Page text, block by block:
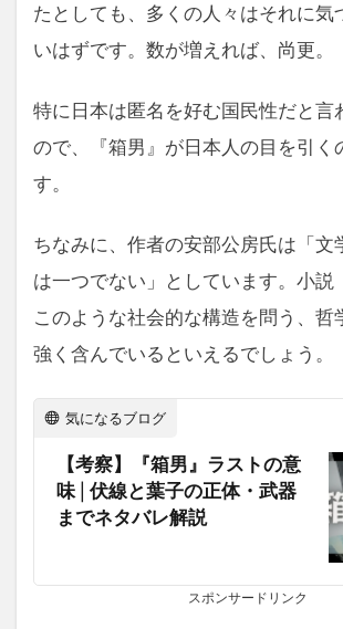
たとしても、多くの人々はそれに気
いはずです。数が増えれば、尚更。
特に日本は匿名を好む国民性だと言
ので、『箱男』が日本人の目を引く
す。
ちなみに、作者の安部公房氏は「文
は一つでない」としています。小説
このような社会的な構造を問う、哲
強く含んでいるといえるでしょう。
気になるブログ
【考察】『箱男』ラストの意
味│伏線と葉子の正体・武器
までネタバレ解説
スポンサードリンク